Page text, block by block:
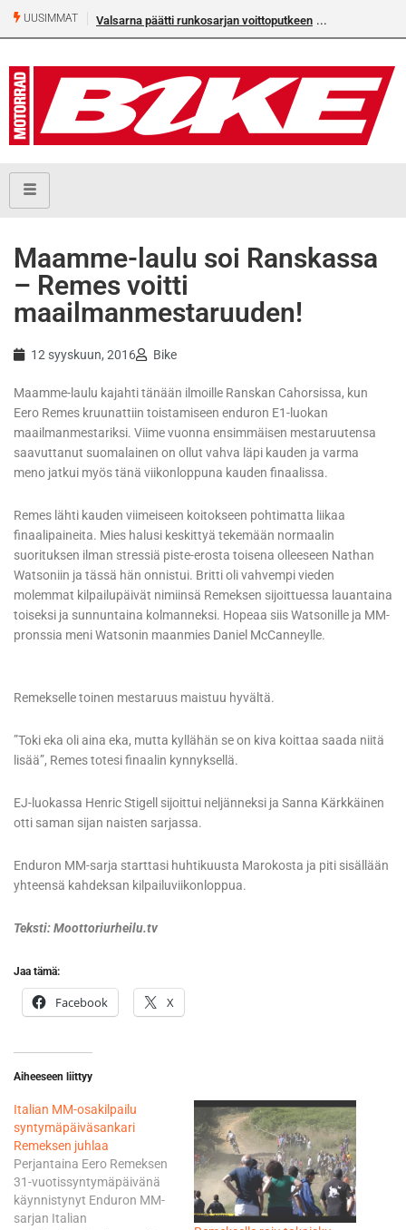
UUSIMMAT Valsarna päätti runkosarjan voittoputkeen
Maamme-laulu soi Ranskassa
– Remes voitti
maailmanmestaruuden!
12 syyskuun, 2016 Bike
Maamme-laulu kajahti tänään ilmoille Ranskan Cahorsissa, kun
Eero Remes kruunattiin toistamiseen enduron E1-luokan
maailmanmestariksi. Viime vuonna ensimmäisen mestaruutensa
saavuttanut suomalainen on ollut vahva läpi kauden ja varma
meno jatkui myös tänä viikonloppuna kauden finaalissa.
Remes lähti kauden viimeiseen koitokseen pohtimatta liikaa
finaalipaineita. Mies halusi keskittyä tekemään normaalin
suorituksen ilman stressiä piste-erosta toisena olleeseen Nathan
Watsoniin ja tässä hän onnistui. Britti oli vahvempi vieden
molemmat kilpailupäivät nimiinsä Remeksen sijoittuessa lauantaina
toiseksi ja sunnuntaina kolmanneksi. Hopeaa siis Watsonille ja MM-
pronssia meni Watsonin maanmies Daniel McCanneylle.
Remekselle toinen mestaruus maistuu hyvältä.
”Toki eka oli aina eka, mutta kyllähän se on kiva koittaa saada niitä
lisää”, Remes totesi finaalin kynnyksellä.
EJ-luokassa Henric Stigell sijoittui neljänneksi ja Sanna Kärkkäinen
otti saman sijan naisten sarjassa.
Enduron MM-sarja starttasi huhtikuusta Marokosta ja piti sisällään
yhteensä kahdeksan kilpailuviikonloppua.
Teksti: Moottoriurheilu.tv
Jaa tämä:
Facebook X
Aiheeseen liittyy
Italian MM-osakilpailu
syntymäpäiväsankari
Remeksen juhlaa
Perjantaina Eero Remeksen
31-vuotissyntymäpäivänä
käynnistynyt Enduron MM-
sarjan Italian